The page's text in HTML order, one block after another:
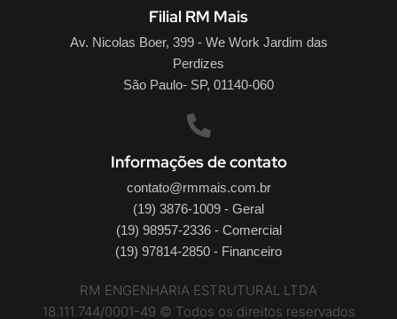
Filial RM Mais
Av. Nicolas Boer, 399 - We Work Jardim das
Perdizes
São Paulo- SP, 01140-060
Informações de contato
contato@rmmais.com.br
(19) 3876-1009 - Geral
(19) 98957-2336 - Comercial
(19) 97814-2850 - Financeiro
RM ENGENHARIA ESTRUTURAL LTDA
18.111.744/0001-49 © Todos os direitos reservados